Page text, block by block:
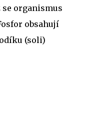
organismus
obsahují
(soli)